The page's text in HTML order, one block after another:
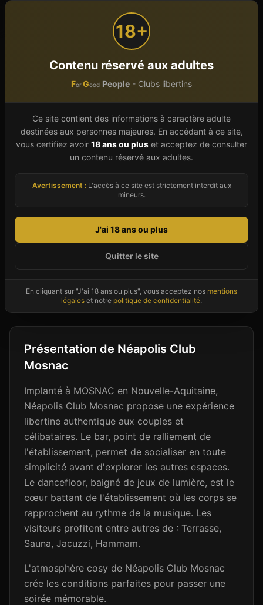
18+
Contenu réservé aux adultes
ForGood People - Clubs libertins
Ce site contient des informations à caractère adulte
destinées aux personnes majeures. En accédant à ce site,
vous certifiez avoir 18 ans ou plus et acceptez de consulter
un contenu réservé aux adultes.
Avertissement :L'accès à ce site est strictement interdit aux
mineurs.
J'ai 18 ans ou plus
Quitter le site
En cliquant sur "J'ai 18 ans ou plus", vous acceptez nos mentions
légales et notre politique de confidentialité.
Accueil Nouvelle-Aquitaine
Charente-Maritime (17)
Néapolis Club Mosnac
Club Libertin ÀMOSNAC
À vérifier
MOSNAC-Charente-Maritime(
Restaurant SM / Fétish
Donne ton avis (anonyme, sans inscription)
Photos non contractuelles - Images d'ambiance à titre illustratif
Présentation de Néapolis Club
Mosnac
Implanté à MOSNAC en Nouvelle-Aquitaine,
Néapolis Club Mosnac propose une expérience
libertine authentique aux couples et
célibataires. Le bar, point de ralliement de
l'établissement, permet de socialiser en toute
simplicité avant d'explorer les autres espaces.
Le dancefloor, baigné de jeux de lumière, est le
cœur battant de l'établissement où les corps se
rapprochent au rythme de la musique. Les
visiteurs profitent entre autres de : Terrasse,
Sauna, Jacuzzi, Hammam.
L'atmosphère cosy de Néapolis Club Mosnac
crée les conditions parfaites pour passer une
soirée mémorable.